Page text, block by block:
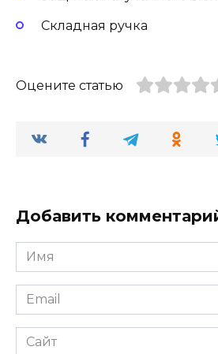
Складная ручка
Оцените статью
Добавить
Имя
Email
Сайт